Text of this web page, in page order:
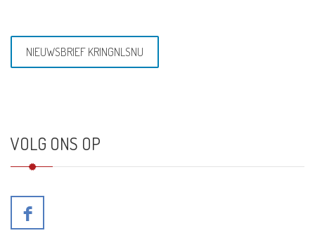
NIEUWSBRIEF KRINGNLSNU
VOLG ONS OP